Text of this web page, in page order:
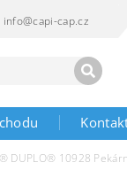
info@capi-cap.cz
DUPLO® 10928